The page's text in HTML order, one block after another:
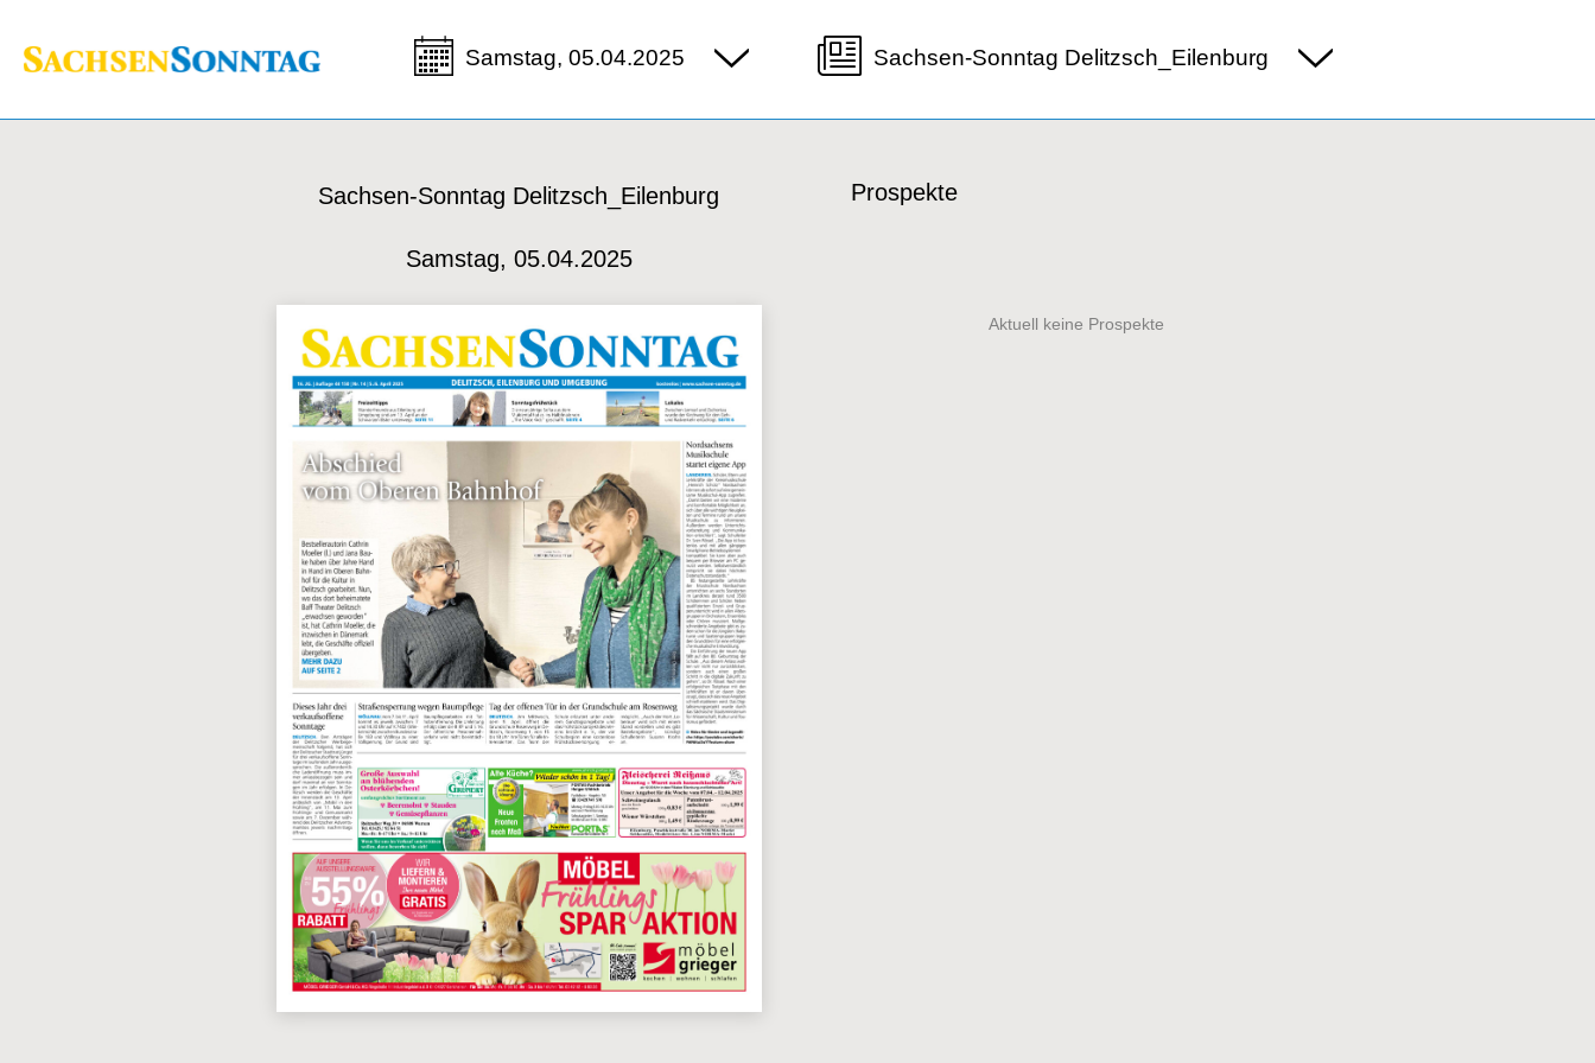
Samstag, 05.04.2025 Sachsen-Sonntag Delitzsch_Eilenburg
Sachsen-Sonntag Delitzsch_Eilenburg
Samstag, 05.04.2025
Prospekte